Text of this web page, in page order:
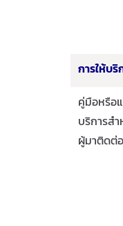
การให้บ
คู่มือหรือ
บริการส
ผู้มาติดต่อ